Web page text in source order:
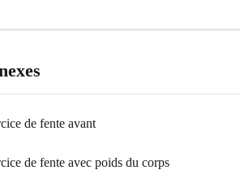
de fente avant
de fente avec poids du corps